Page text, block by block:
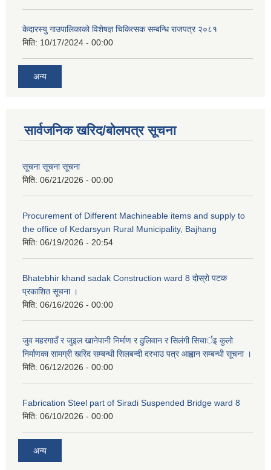
केदारस्यु गाउपालिकाको विशेषज्ञ चिकित्सक सम्बन्धि राजपत्र २०८१
मिति: 10/17/2024 - 00:00
अन्य
सार्वजनिक खरिद/बोलपत्र सूचना
सूचना सूचना सूचना
मिति: 06/21/2026 - 00:00
Procurement of Different Machineable items and supply to
the office of Kedarsyun Rural Municipality, Bajhang
मिति: 06/19/2026 - 20:54
Bhatebhir khand sadak Construction ward 8 दोस्रो पटक
प्रकाशित सूचना ।
मिति: 06/16/2026 - 00:00
जुव महरगाउँ र जुइल खानेपानी निर्माण र ठुलिवान र सिलंगी सिचार्इ कुलो
निर्माणका सामग्री खरिद सम्बन्धी सिलबन्दी दरभाउ पत्र आह्वान सम्बन्धी सूचना ।
मिति: 06/12/2026 - 00:00
Fabrication Steel part of Siradi Suspended Bridge ward 8
मिति: 06/10/2026 - 00:00
अन्य